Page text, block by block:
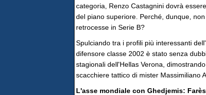
categoria, Renzo Castagnini dovrà
del piano superiore. Perché, dunque,
retrocesse in Serie B?
Spulciando tra i profili più interessanti
difensore classe 2002 è stato senza
stagionali dell'Hellas Verona,
scacchiere tattico di mister Massimiliano
L'asse mondiale con Ghedjemis: